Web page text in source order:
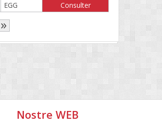
EGG Consulter
»
Nostre WEB